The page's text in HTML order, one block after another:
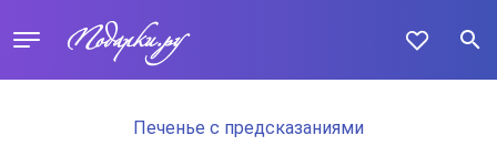
Печенье с предсказаниями